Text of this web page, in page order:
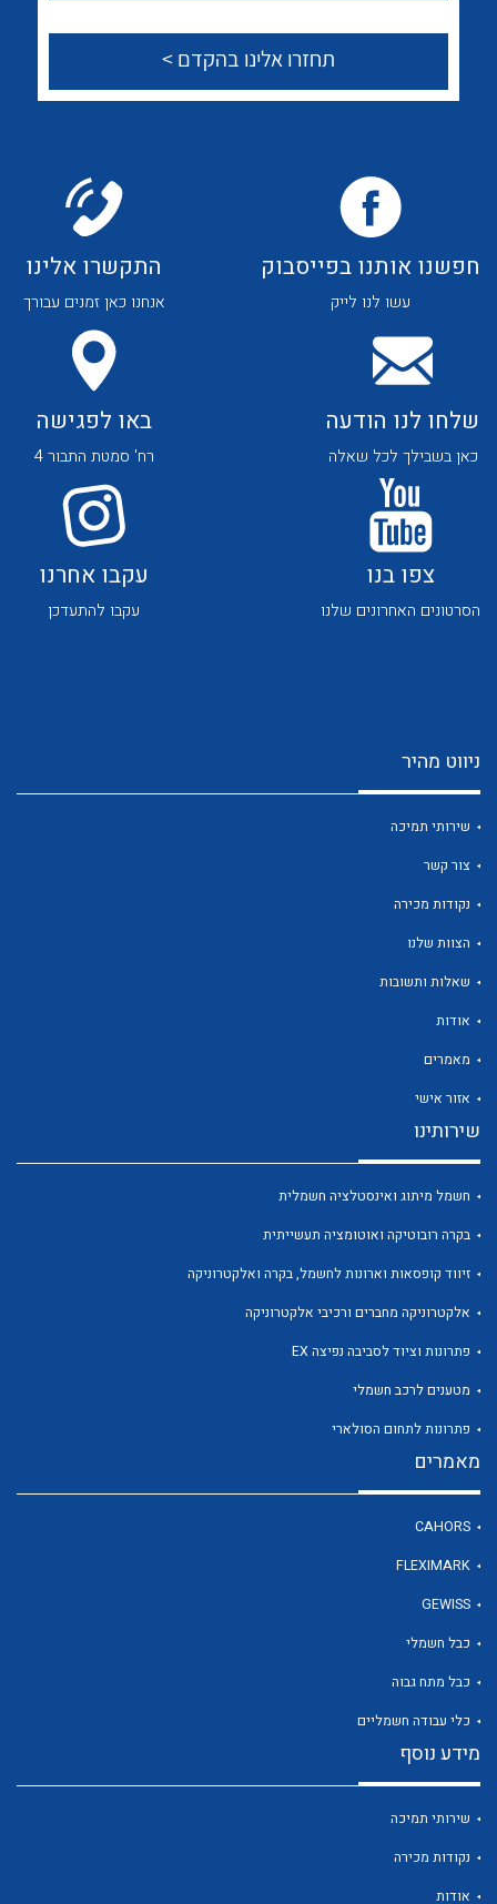
לכל מוצרי היצרן לכל מוצרי היצרן
לכל מוצרי היצרן לכל מוצרי היצרן
לכל מוצרי היצרן
חפשנו אותנו בפייסבוק
עשו לנו לייק
התקשרו אלינו
אנחנו כאן זמנים עבורך
שלחו לנו הודעה
כאן בשבילך לכל שאלה
באו לפגישה
רח' סמטת התבור 4
צפו בנו
הסרטונים האחרונים שלנו
עקבו אחרנו
עקבו להתעדכן
ניווט מהיר
שירותי תמיכה
צור קשר
נקודות מכירה
הצוות שלנו
שאלות ותשובות
אודות
מאמרים
אזור אישי
שירותינו
חשמל מיתוג ואינסטלציה חשמלית
בקרה רובוטיקה ואוטומציה תעשייתית
זיווד קופסאות וארונות לחשמל, בקרה ואלקטרוניקה
אלקטרוניקה מחברים ורכיבי אלקטרוניקה
פתרונות וציוד לסביבה נפיצה EX
מטענים לרכב חשמלי
פתרונות לתחום הסולארי
מאמרים
CAHORS
FLEXIMARK
GEWISS
כבל חשמלי
כבל מתח גבוה
כלי עבודה חשמליים
מידע נוסף
שירותי תמיכה
נקודות מכירה
אודות